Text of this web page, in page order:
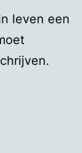
leven een